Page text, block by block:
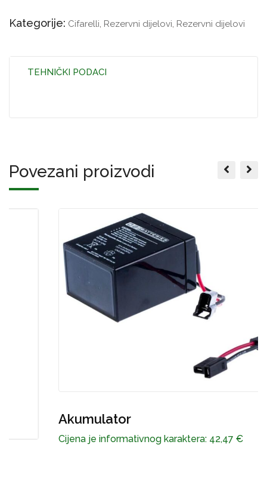
Kategorije: Cifarelli, Rezervni dijelovi, Rezervni dijelovi
TEHNIČKI PODACI
Povezani proizvodi
Akumulator
Cijena je informativnog karaktera:42,47€